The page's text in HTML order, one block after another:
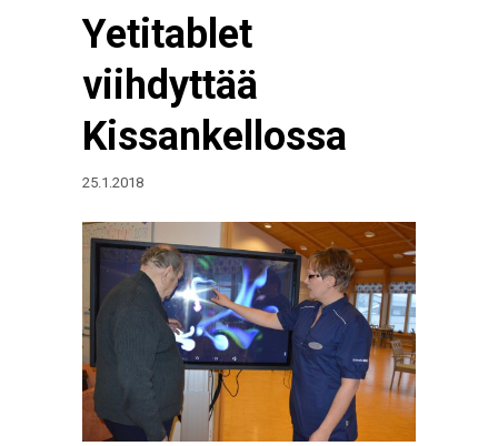
Yetitablet
viihdyttää
Kissankellossa
25.1.2018